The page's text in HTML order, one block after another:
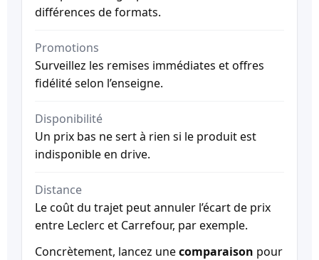
différences de formats.
Promotions
Surveillez les remises immédiates et offres
fidélité selon l’enseigne.
Disponibilité
Un prix bas ne sert à rien si le produit est
indisponible en drive.
Distance
Le coût du trajet peut annuler l’écart de prix
entre Leclerc et Carrefour, par exemple.
Concrètement, lancez unecomparaison pour